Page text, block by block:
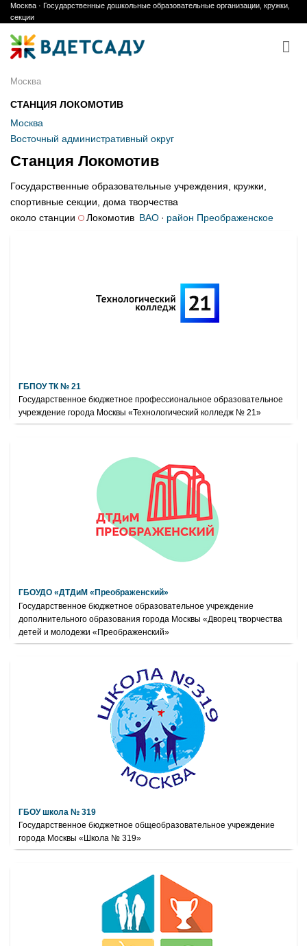
Skip
to
content
Москва · Государственные дошкольные образовательные организации, кружки,
секции
Москва
СТАНЦИЯ ЛОКОМОТИВ
Москва
Восточный административный округ
Станция Локомотив
Государственные образовательные учреждения, кружки,
спортивные секции, дома творчества
около станции
Локомотив ВАО· район Преображенское
ГБПОУ ТК № 21
Государственное бюджетное профессиональное образовательное
учреждение города Москвы «Технологический колледж № 21»
ГБОУДО «ДТДиМ «Преображенский»
Государственное бюджетное образовательное учреждение
дополнительного образования города Москвы «Дворец творчества
детей и молодежи «Преображенский»
ГБОУ школа № 319
Государственное бюджетное общеобразовательное учреждение
города Москвы «Школа № 319»